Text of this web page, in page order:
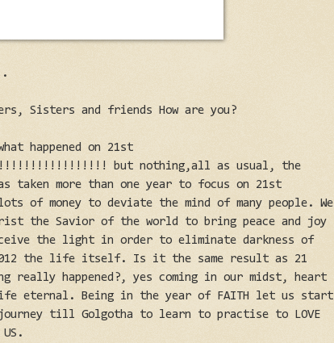
Sisters and friends How are you?
happened on 21st
but nothing,all as usual, the
taken more than one year to focus on 21st
lots of money to deviate the mind of many people. We
the Savior of the world to bring peace and joy
the light in order to eliminate darkness of
the life itself. Is it the same result as 21
really happened?, yes coming in our midst, heart
eternal. Being in the year of FAITH let us start
journey till Golgotha to learn to practise to LOVE
US.